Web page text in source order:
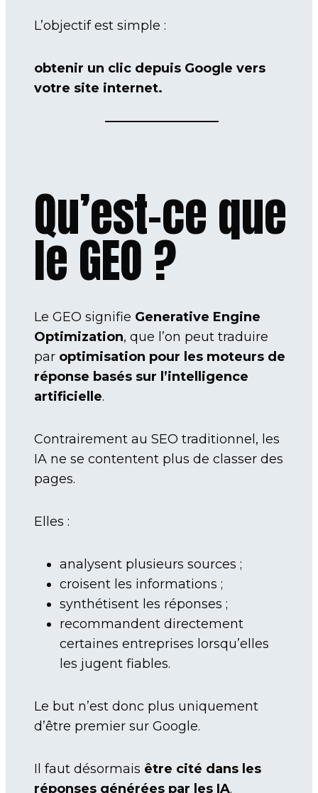
L’objectif est simple :
obtenir un clic depuis Google vers
votre site internet.
Qu’est-ce que
le GEO ?
Le GEO signifie Generative Engine
Optimization, que l’on peut traduire
par optimisation pour les moteurs de
réponse basés sur l’intelligence
artificielle.
Contrairement au SEO traditionnel, les
IA ne se contentent plus de classer des
pages.
Elles :
analysent plusieurs sources ;
croisent les informations ;
synthétisent les réponses ;
recommandent directement
certaines entreprises lorsqu’elles
les jugent fiables.
Le but n’est donc plus uniquement
d’être premier sur Google.
Il faut désormais être cité dans les
réponses générées par les IA.